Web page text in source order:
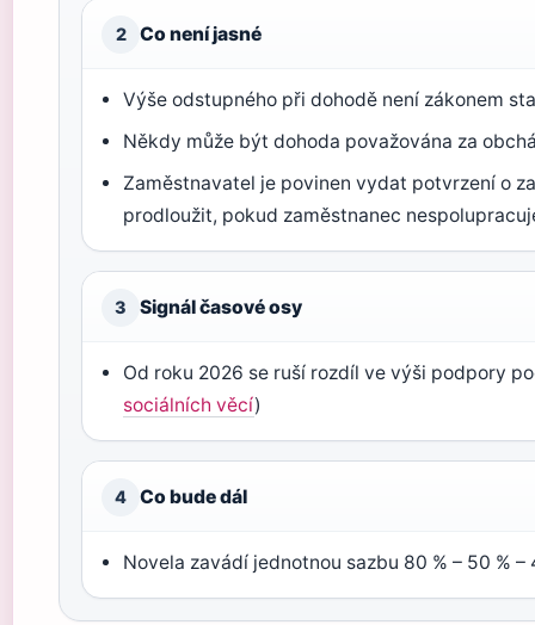
2 Co není jasné
Výše odstupného při dohodě není zákonem
Někdy může být dohoda považována za
Zaměstnavatel je povinen vydat potvrzení o
prodloužit, pokud zaměstnanec
3 Signál časové osy
Od roku 2026 se ruší rozdíl ve výši podpory
sociálních věcí)
4 Co bude dál
Novela zavádí jednotnou sazbu 80 % – 50 %